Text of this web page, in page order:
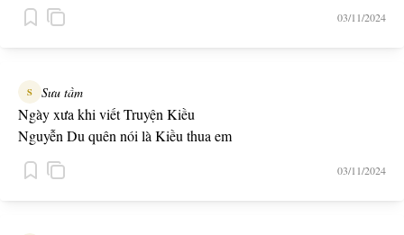
03/11/2024
S Sưu tầm
Ngày xưa khi viết Truyện Kiều
Nguyễn Du quên nói là Kiều thua em
03/11/2024